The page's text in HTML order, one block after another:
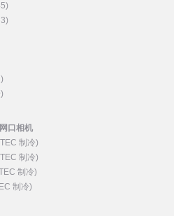
口相机
制冷)
制冷)
制冷)
制冷)